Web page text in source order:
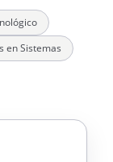
en Sistemas